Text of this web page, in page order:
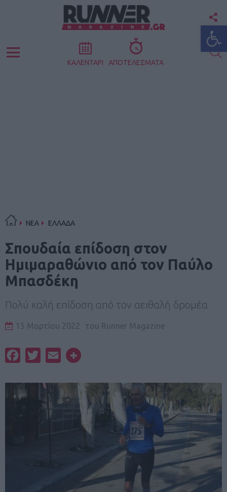
Menu ΚΑΛΕΝΤΑΡΙ ΑΠΟΤΕΛΕΣΜΑΤΑ
ΝΕΑ ΕΛΛΑΔΑ
Σπουδαία επίδοση στον
Ημιμαραθώνιο από τον Παύλο
Μπασδέκη
Πολύ καλή επίδοση από τον αειθαλή δρομέα
15 Μαρτίου 2022 του Runner Magazine
FacebookTwitterEmail